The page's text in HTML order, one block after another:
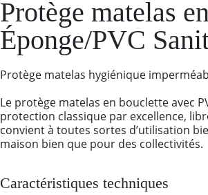
Protège matelas
Éponge/PVC
Protège matelas hygiénique
Le protège matelas en bouclette avec
protection classique par excellence,
convient à toutes sortes d’utilisation
maison bien que pour des collectivités.
Caractéristiques techniques